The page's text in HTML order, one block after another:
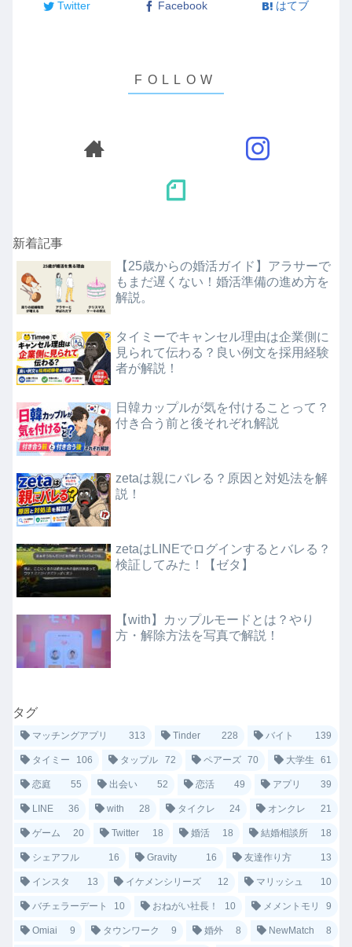
Twitter Facebook はてブ
新着記事
【25歳からの婚活ガイド】アラサーで
もまだ遅くない！婚活準備の進め方を
解説。
タイミーでキャンセル理由は企業側に
見られて伝わる？良い例文を採用経験
者が解説！
日韓カップルが気を付けることって？
付き合う前と後それぞれ解説
zetaは親にバレる？原因と対処法を解
説！
zetaはLINEでログインするとバレる？
検証してみた！【ゼタ】
【with】カップルモードとは？やり
方・解除方法を写真で解説！
タグ
マッチングアプリ 313 Tinder 228 バイト 139
タイミー 106 タップル 72 ペアーズ 70 大学生 61
恋庭 55 出会い 52 恋活 49 アプリ 39
LINE 36 with 28 タイクレ 24 オンクレ 21
ゲーム 20 Twitter 18 婚活 18 結婚相談所 18
シェアフル 16 Gravity 16 友達作り方 13
インスタ 13 イケメンシリーズ 12 マリッシュ 10
バチェラーデート 10 おねがい社長！ 10 メメントモリ 9
Omiai 9 タウンワーク 9 婚外 8 NewMatch 8